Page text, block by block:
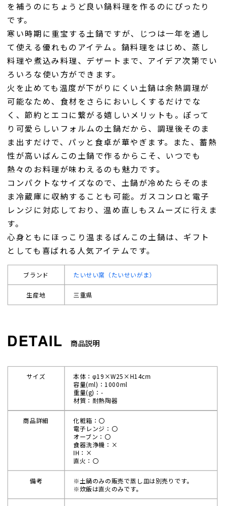
を補うのにちょうど良い鍋料理を作るのにぴったり
です。
寒い時期に重宝する土鍋ですが、じつは一年を通し
て使える優れものアイテム。鍋料理をはじめ、蒸し
料理や煮込み料理、デザートまで、アイデア次第でい
ろいろな使い方ができます。
火を止めても温度が下がりにくい土鍋は余熱調理が
可能なため、食材をさらにおいしくするだけでな
く、節約とエコに繋がる嬉しいメリットも。ぽって
り可愛らしいフォルムの土鍋だから、調理後そのま
ま出すだけで、パッと食卓が華やぎます。また、蓄熱
性が高いばんこの土鍋で作るからこそ、いつでも
熱々のお料理が味わえるのも魅力です。
コンパクトなサイズなので、土鍋が冷めたらそのま
ま冷蔵庫に収納することも可能。ガスコンロと電子
レンジに対応しており、温め直しもスムーズに行えま
す。
心身ともにほっこり温まるばんこの土鍋は、ギフト
としても喜ばれる人気アイテムです。
ブランド たいせい窯（たいせいがま）
生産地 三重県
商品説明
サイズ
本体：φ19×W25×H14cm
容量(ml)：1000ml
重量(g)：-
材質：耐熱陶器
商品詳細
化粧箱：〇
電子レンジ：〇
オーブン：〇
食器洗浄機：×
IH：×
直火：〇
備考
※土鍋のみの販売で蒸し皿は別売りです。
※炊飯は直火のみです。